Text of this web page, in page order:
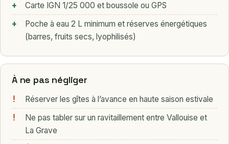
Carte IGN 1/25 000 et boussole ou GPS
Poche à eau 2 L minimum et réserves énergétiques
(barres, fruits secs, lyophilisés)
À ne pas négliger
Réserver les gîtes à l’avance en haute saison estivale
Ne pas tabler sur un ravitaillement entre Vallouise et
La Grave